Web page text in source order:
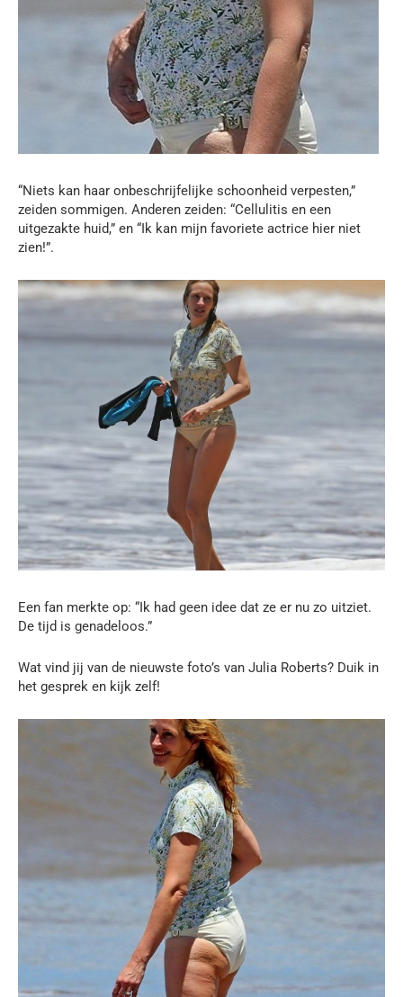
“Niets kan haar onbeschrijfelijke schoonheid verpesten,”
zeiden sommigen. Anderen zeiden: “Cellulitis en een
uitgezakte huid,” en “Ik kan mijn favoriete actrice hier niet
zien!”.
Een fan merkte op: “Ik had geen idee dat ze er nu zo uitziet.
De tijd is genadeloos.”
Wat vind jij van de nieuwste foto’s van Julia Roberts? Duik in
het gesprek en kijk zelf!